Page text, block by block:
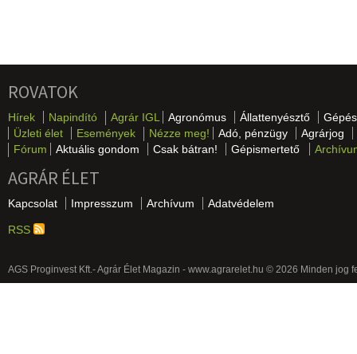
ROVATOK
Hírek Napindító Agrár IGL Agronómus Állattenyésztő
Üzleti élet
Események Nézze meg! Adó, pénzügy
Agrárjog
Fórum
Aktuális gondom Csak bátran! Gépismertető
AGRÁR ÉLET
Kapcsolat Impresszum Archívum Adatvédelem
RSS
AGS Proginvest Kft.- Agrár Élet Magazin - www.agrarelet.hu © 2026 Minden jog